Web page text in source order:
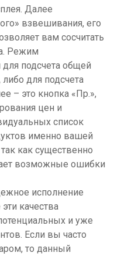
Далее
взвешивания, его
вам сосчитать
Режим
подсчета общей
для подсчета
– это кнопка «Пр.»,
цен и
список
именно вашей
как существенно
возможные ошибки
исполнение
качества
и уже
Если вы часто
то данный